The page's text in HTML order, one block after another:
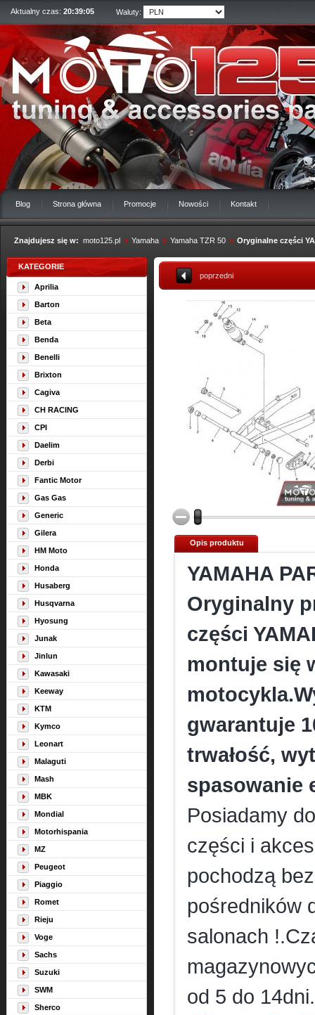
Aktualny czas: 20:39:06 Waluty:
Blog Strona główna Promocje Nowości Kontakt
Znajdujesz się w: moto125.pl » Yamaha » Yamaha TZR 50 » Oryginalne części
KATEGORIE
Aprilia
Barton
Beta
Benda
Benelli
Brixton
Cagiva
CH RACING
CPI
Daelim
Derbi
Fantic Motor
Gas Gas
Generic
Gilera
HM Moto
Honda
Husaberg
Husqvarna
Hyosung
Junak
Jinlun
Kawasaki
Keeway
KTM
Kymco
Leonart
Malaguti
Mash
MBK
Mondial
Motorhispania
MZ
Peugeot
Piaggio
Romet
Rieju
Voge
Sachs
Suzuki
SWM
Sherco
poprzedni
Opis produktu
YAMAHA
Oryginalny
części
montuje się
gwarantuje
trwałość,
spasowanie
Posiadamy
części i
pochodzą
pośredników
salonach
od 5 do 14dni.